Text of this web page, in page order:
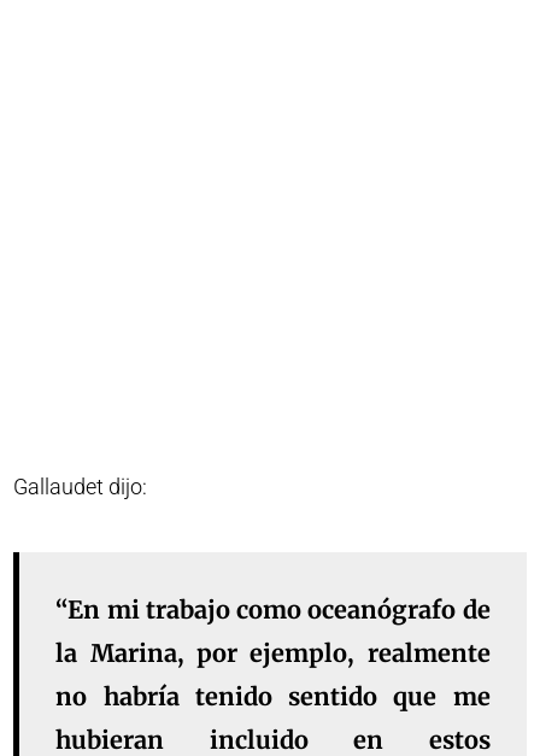
Gallaudet dijo:
“En mi trabajo como oceanógrafo de
la Marina, por ejemplo, realmente
no habría tenido sentido que me
hubieran incluido en estos